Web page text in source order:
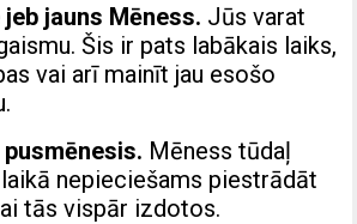
jauns Mēness. Jūs varat
Šis ir pats labākais laiks,
vai arī mainīt jau esošo
Mēness tūdaļ
nepieciešams piestrādāt
tās vispār izdotos.